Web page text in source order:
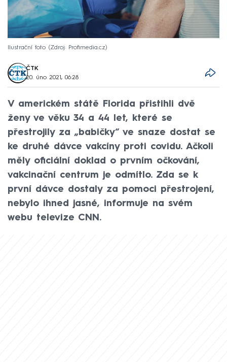
Ilustrační foto Zdroj: Profimedia.cz
ČTK
20. úno 2021, 06:28
V americkém státě Florida přistihli dvě
ženy ve věku 34 a 44 let, které se
přestrojily za „babičky“ ve snaze dostat se
ke druhé dávce vakcíny proti covidu. Ačkoli
měly oficiální doklad o prvním očkování,
vakcinační centrum je odmítlo. Zda se k
první dávce dostaly za pomoci přestrojení,
nebylo ihned jasné, informuje na svém
webu televize CNN.